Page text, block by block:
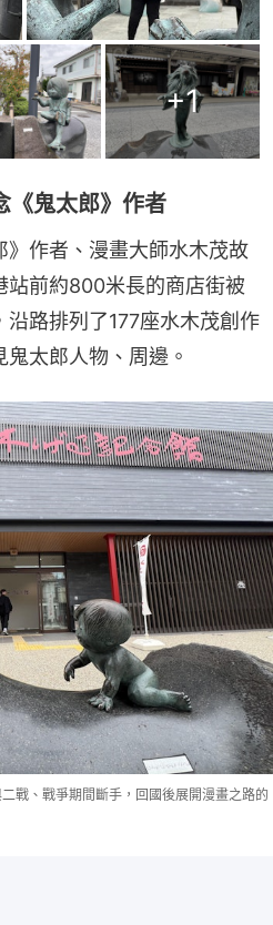
+1
《鬼太郎》作者
》作者、漫畫大師水木茂故
站前約800米長的商店街被
路排列了177座水木茂創作
太郎人物、周邊。
戰、戰爭期間斷手，回國後展開漫畫之路的